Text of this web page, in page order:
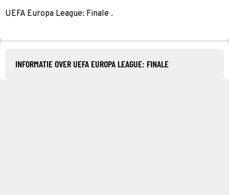
UEFA Europa League: Finale .
INFORMATIE OVER UEFA EUROPA LEAGUE: FINALE